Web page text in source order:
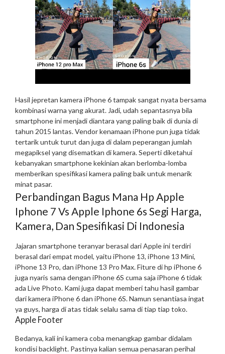
Hasil jepretan kamera iPhone 6 tampak sangat nyata bersama
kombinasi warna yang akurat. Jadi, udah sepantasnya bila
smartphone ini menjadi diantara yang paling baik di dunia di
tahun 2015 lantas. Vendor kenamaan iPhone pun juga tidak
tertarik untuk turut dan juga di dalam peperangan jumlah
megapiksel yang disematkan di kamera. Seperti diketahui
kebanyakan smartphone kekinian akan berlomba-lomba
memberikan spesifikasi kamera paling baik untuk menarik
minat pasar.
Perbandingan Bagus Mana Hp Apple
Iphone 7 Vs Apple Iphone 6s Segi Harga,
Kamera, Dan Spesifikasi Di Indonesia
Jajaran smartphone teranyar berasal dari Apple ini terdiri
berasal dari empat model, yaitu iPhone 13, iPhone 13 Mini,
iPhone 13 Pro, dan iPhone 13 Pro Max. Fiture di hp iPhone 6
juga nyaris sama dengan iPhone 6S cuma saja iPhone 6 tidak
ada Live Photo. Kami juga dapat memberi tahu hasil gambar
dari kamera iPhone 6 dan iPhone 6S. Namun senantiasa ingat
ya guys, harga di atas tidak selalu sama di tiap tiap toko.
Apple Footer
Bedanya, kali ini kamera coba menangkap gambar didalam
kondisi backlight. Pastinya kalian semua penasaran perihal